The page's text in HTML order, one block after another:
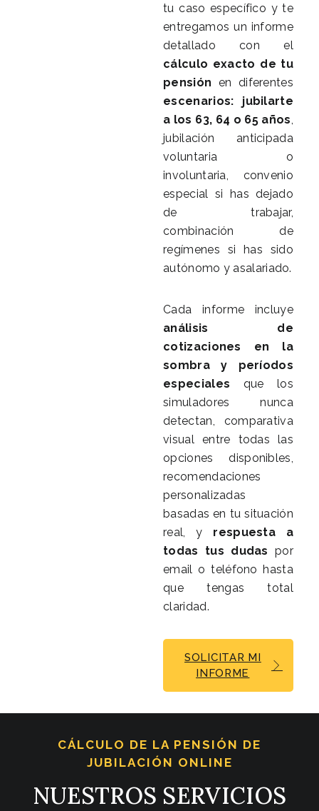
tu caso específico y te
entregamos un informe
detallado con el
cálculo exacto de tu
pensión en diferentes
escenarios: jubilarte
a los 63, 64 o 65 años,
jubilación anticipada
voluntaria o
involuntaria, convenio
especial si has dejado
de trabajar,
combinación de
regímenes si has sido
autónomo y asalariado.
Cada informe incluye
análisis de
cotizaciones en la
sombra y períodos
especiales que los
simuladores nunca
detectan, comparativa
visual entre todas las
opciones disponibles,
recomendaciones
personalizadas
basadas en tu situación
real, y respuesta a
todas tus dudas por
email o teléfono hasta
que tengas total
claridad.
SOLICITAR MI
INFORME
CÁLCULO DE LA PENSIÓN DE
JUBILACIÓN ONLINE
NUESTROS SERVICIOS